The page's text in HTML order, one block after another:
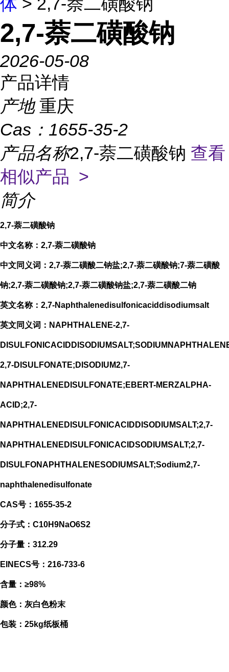
2,7-萘二磺酸钠
2026-05-08
产品详情
产地 重庆
Cas： 1655-35-2
产品名称2,7-萘二磺酸钠 查看
相似产品 >
简介
2,7-萘二磺酸钠
中文名称：2,7-萘二磺酸钠
中文同义词：2,7-萘二磺酸二钠盐;2,7-萘二磺酸钠;7-萘二磺酸
钠;2,7-萘二磺酸钠;2,7-萘二磺酸钠盐;2,7-萘二磺酸二钠
英文名称：2,7-Naphthalenedisulfonicaciddisodiumsalt
英文同义词：NAPHTHALENE-2,7-
2,7-DISULFONATE;DISODIUM2,7-
NAPHTHALENEDISULFONATE;EBERT-MERZALPHA-
ACID;2,7-
NAPHTHALENEDISULFONICACIDDISODIUMSALT;2,7-
NAPHTHALENEDISULFONICACIDSODIUMSALT;2,7-
DISULFONAPHTHALENESODIUMSALT;Sodium2,7-
naphthalenedisulfonate
CAS号：1655-35-2
分子式：C10H9NaO6S2
分子量：312.29
EINECS号：216-733-6
含量：≥98%
颜色：灰白色粉末
包装：25kg纸板桶